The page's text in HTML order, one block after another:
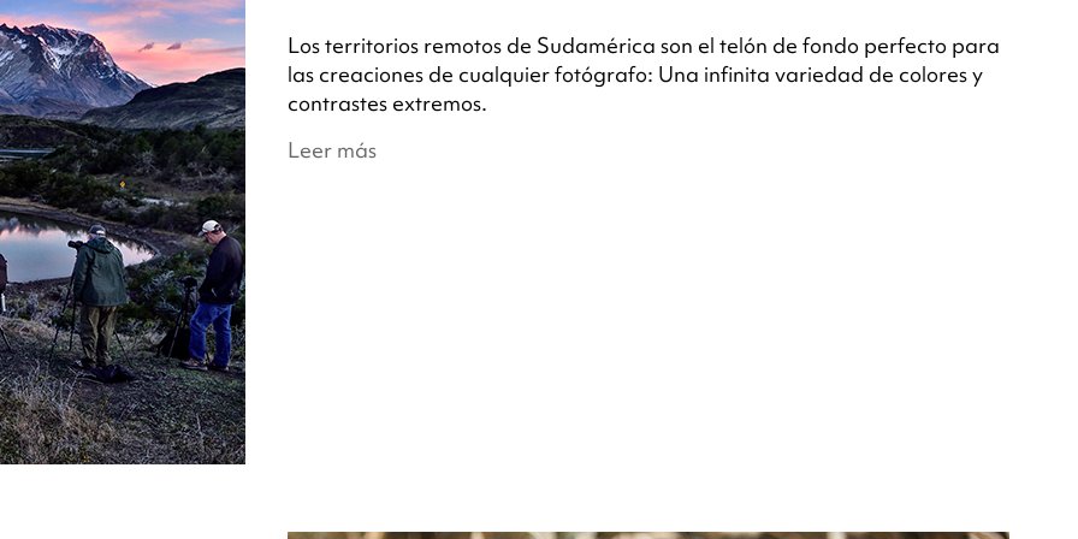
Los territorios remotos de Sudamérica son el telón de fondo perfecto para
las creaciones de cualquier fotógrafo: Una infinita variedad de colores y
contrastes extremos.
Leer más